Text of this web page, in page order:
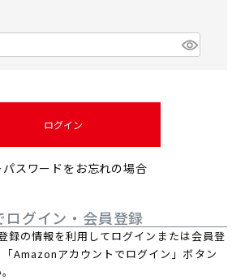
ログイン
パスワードをお忘れの場合
グイン・会員登録
の情報を利用してログインまたは会員登
Amazonアカウントでログイン」ボタン